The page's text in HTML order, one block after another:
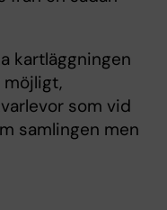
kartläggningen
möjligt,
som vid
samlingen men